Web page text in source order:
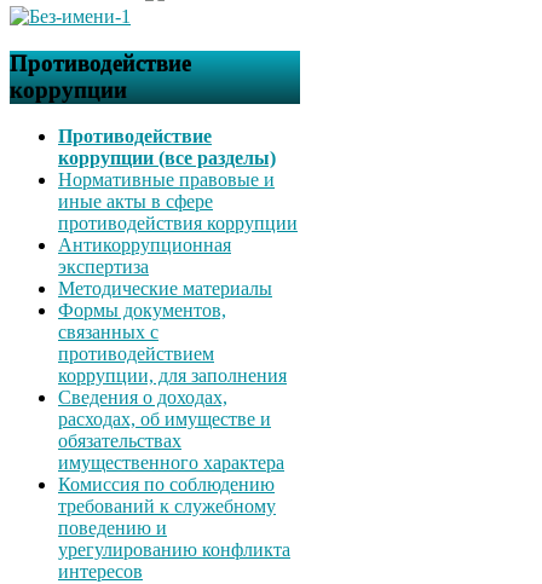
Противодействие
коррупции
Противодействие
коррупции (все разделы)
Нормативные правовые и
иные акты в сфере
противодействия коррупции
Антикоррупционная
экспертиза
Методические материалы
Формы документов,
связанных с
противодействием
коррупции, для заполнения
Сведения о доходах,
расходах, об имуществе и
обязательствах
имущественного характера
Комиссия по соблюдению
требований к служебному
поведению и
урегулированию конфликта
интересов